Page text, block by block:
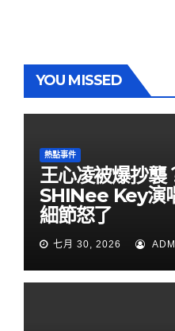
YOU MISSED
熱點事件
王心凌被爆抄襲
SHINee Key演
細節怒了
七月 30, 2026